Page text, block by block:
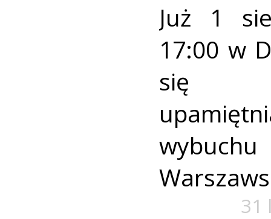
Już 1
17:00 w
się
31